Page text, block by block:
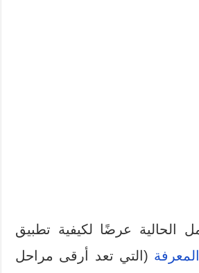
الحالية عرضًا لكيفية تطبيق
(التي تعد أرقى مراحل